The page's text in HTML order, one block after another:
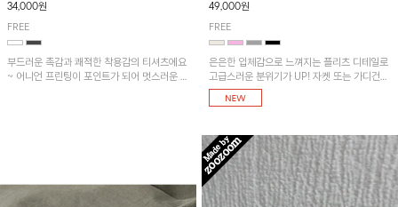
34,000원
FREE
부드러운 촉감과 쾌적한 착용감의 티셔츠에요
~ 어니언 프린팅이 포인트가 되어 멋스러운 아
49,000원
FREE
은은한 입체감으로 느껴지는 플리츠 디테일로
고급스러운 분위기가 UP! 자켓 또는 가디건과
같이 매치해도 잘 어울린답니다!